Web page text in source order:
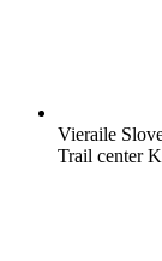
Vieraile
Trail center